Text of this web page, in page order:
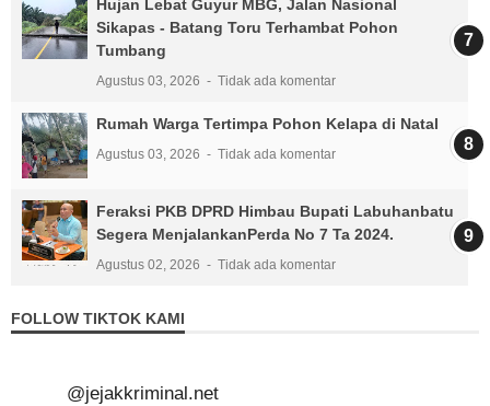
Hujan Lebat Guyur MBG, Jalan Nasional
Sikapas - Batang Toru Terhambat Pohon
Tumbang
Agustus 03, 2026 Tidak ada komentar
Rumah Warga Tertimpa Pohon Kelapa di Natal
Agustus 03, 2026 Tidak ada komentar
Feraksi PKB DPRD Himbau Bupati Labuhanbatu
Segera MenjalankanPerda No 7 Ta 2024.
Agustus 02, 2026 Tidak ada komentar
FOLLOW TIKTOK KAMI
@jejakkriminal.net